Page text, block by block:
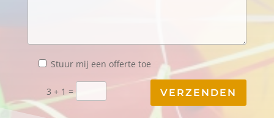
Stuur mij een offerte toe
3 + 1 =